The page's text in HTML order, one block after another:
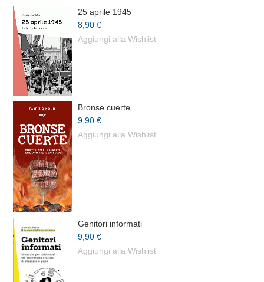
25 aprile 1945
8,90 €
Aggiungi alla Wishlist
Bronse cuerte
9,90 €
Aggiungi alla Wishlist
Genitori informati
9,90 €
Aggiungi alla Wishlist